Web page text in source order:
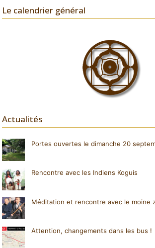
Le calendrier général
Actualités
Portes ouvertes le dimanche 20
Rencontre avec les Indiens Koguis
Méditation et rencontre avec le moine
Attention, changements dans les bus !